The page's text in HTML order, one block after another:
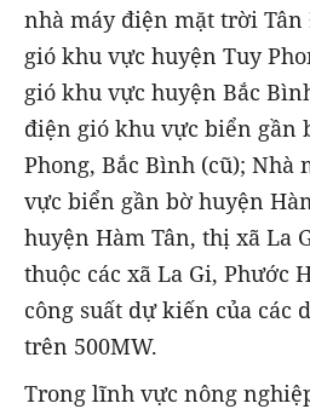
nhà máy điện mặt trời
gió khu vực huyện Tuy
gió khu vực huyện Bắc
điện gió khu vực biển gần
Phong, Bắc Bình (cũ); Nhà
vực biển gần bờ huyện
huyện Hàm Tân, thị xã La
thuộc các xã La Gi, Phước
công suất dự kiến của các
trên 500MW.
Trong lĩnh vực nông